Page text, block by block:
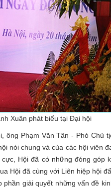
Xuân phát biểu tại Đại hội
ông Phạm Văn Tân - Phó Chủ
nói chung và của các hội viên
Hội đã có những đóng góp
Hội đã cùng với Liên hiệp hội
phần giải quyết những vấn đề